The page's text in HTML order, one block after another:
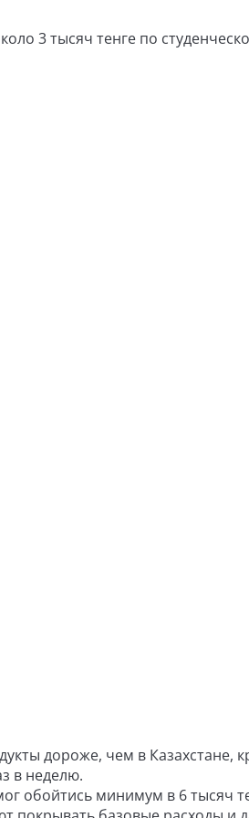
3 тысяч тенге по
дороже, чем в Казахстане,
в неделю.
обойтись минимум в 6 тысяч